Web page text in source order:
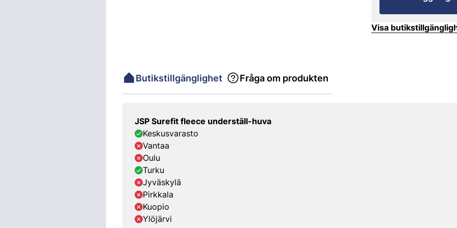
Visa
Butikstillgänglighet Fråga om produkten
JSP Surefit fleece underställ-huva
Keskusvarasto
Vantaa
Oulu
Turku
Jyväskylä
Pirkkala
Kuopio
Ylöjärvi